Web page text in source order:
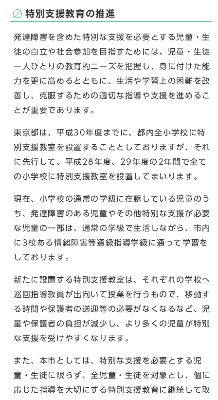
特別支援教育の推進
発達障害を含めた特別な支援を必要とする児童・生
徒の自立や社会参加を目指すためには、児童・生徒
一人ひとりの教育的ニーズを把握し、身に付けた能
力を更に高めるとともに、生活や学習上の困難を改
善し、克服するための適切な指導や支援を進めるこ
とが重要であります。
東京都は、平成30年度までに、都内全小学校に特
別支援教室を設置することとしておりますが、それ
に先行して、平成28年度、29年度の2年間で全て
の小学校に特別支援教室を設置してまいります。
現在、小学校の通常の学級に在籍している児童のう
ち、発達障害のある児童やその他特別な支援が必要
な児童の一部は、通常の学級で生活しながら、市内
に3校ある情緒障害等通級指導学級に通って学習を
しております。
新たに設置する特別支援教室は、それぞれの学校へ
巡回指導教員が出向いて授業を行うもので、移動す
る時間や保護者の送迎等の必要がなくなるなど、児
童や保護者の負担が減少し、より多くの児童が特別
な支援を受けやすくなります。
また、本市としては、特別な支援を必要とする児
童・生徒に限らず、全児童・生徒を対象とし、個に
応じた指導を大切にする特別支援教育に継続して取